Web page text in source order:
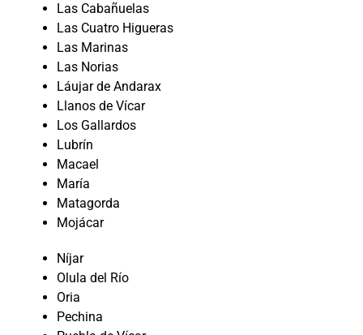
Las Cabañuelas
Las Cuatro Higueras
Las Marinas
Las Norias
Láujar de Andarax
Llanos de Vícar
Los Gallardos
Lubrín
Macael
María
Matagorda
Mojácar
Níjar
Olula del Río
Oria
Pechina